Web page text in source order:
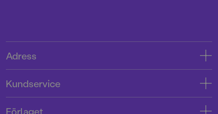
Adress
Kundservice
Förlaget